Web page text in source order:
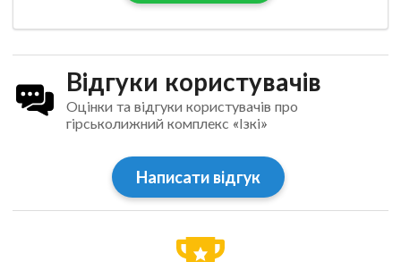
Відгуки користувачів
Оцінки та відгуки користувачів про
гірськолижний комплекс «Ізкі»
Написати відгук